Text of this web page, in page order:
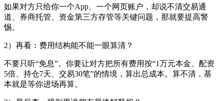
如果对方只给你一个App、一个网页账户，却说不清交易通
道、券商托管、资金第三方存管等关键问题，那就要提高警
惕。
2）再看：费用结构能不能一眼算清？
不要只听“免息”。你要让对方把所有费用按“1万元本金、配资
5倍、持仓7天、交易30笔”的情境，算出总成本。算不清，基
本就是等你进场再算。